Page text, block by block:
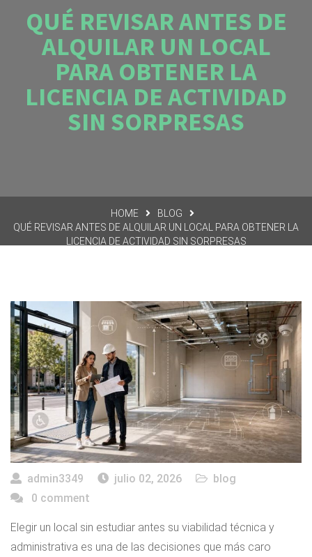
QUÉ REVISAR ANTES DE
ALQUILAR UN LOCAL
PARA OBTENER LA
LICENCIA DE ACTIVIDAD
SIN SORPRESAS
HOME
BLOG
QUÉ REVISAR ANTES DE ALQUILAR UN LOCAL PARA OBTENER LA
LICENCIA DE ACTIVIDAD SIN SORPRESAS
admin3349 julio 02, 2026
blog
0 comment
Elegir un local sin estudiar antes su viabilidad técnica y
administrativa es una de las decisiones que más caro